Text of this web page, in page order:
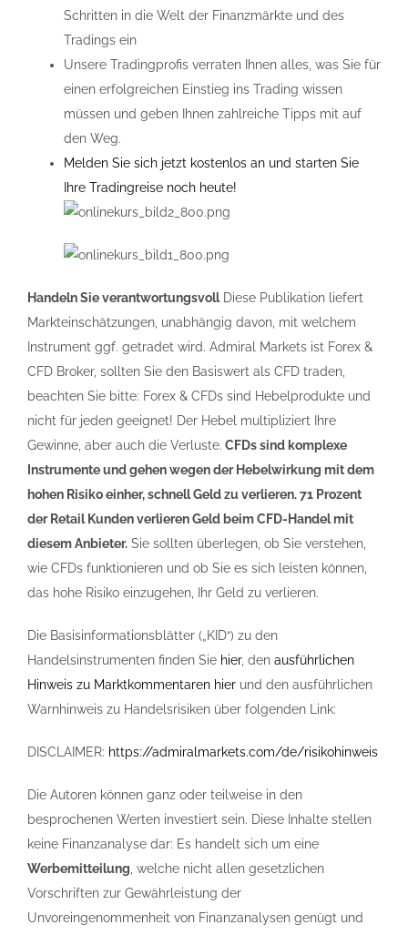
Schritten in die Welt der Finanzmärkte und des
Tradings ein
Unsere Tradingprofis verraten Ihnen alles, was Sie für
einen erfolgreichen Einstieg ins Trading wissen
müssen und geben Ihnen zahlreiche Tipps mit auf
den Weg.
Melden Sie sich jetzt kostenlos an und starten Sie
Ihre Tradingreise noch heute!
Handeln Sie verantwortungsvollDiese Publikation liefert
Markteinschätzungen, unabhängig davon, mit welchem
Instrument ggf. getradet wird. Admiral Markets ist Forex &
CFD Broker, sollten Sie den Basiswert als CFD traden,
beachten Sie bitte: Forex & CFDs sind Hebelprodukte und
nicht für jeden geeignet! Der Hebel multipliziert Ihre
Gewinne, aber auch die Verluste. CFDs sind komplexe
Instrumente und gehen wegen der Hebelwirkung mit dem
hohen Risiko einher, schnell Geld zu verlieren. 71 Prozent
der Retail Kunden verlieren Geld beim CFD-Handel mit
diesem Anbieter. Sie sollten überlegen, ob Sie verstehen,
wie CFDs funktionieren und ob Sie es sich leisten können,
das hohe Risiko einzugehen, Ihr Geld zu verlieren.
Die Basisinformationsblätter („KID“) zu den
Handelsinstrumenten finden Sie hier, den ausführlichen
Hinweis zu Marktkommentaren hier und den ausführlichen
Warnhinweis zu Handelsrisiken über folgenden Link:
DISCLAIMER: https://admiralmarkets.com/de/risikohinweis
Die Autoren können ganz oder teilweise in den
besprochenen Werten investiert sein. Diese Inhalte stellen
keine Finanzanalyse dar: Es handelt sich um eine
Werbemitteilung , welche nicht allen gesetzlichen
Vorschriften zur Gewährleistung der
Unvoreingenommenheit von Finanzanalysen genügt und